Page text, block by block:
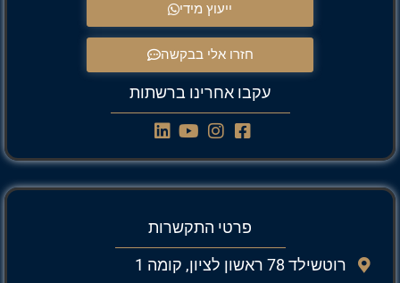
ייעוץ מידי
חזרו אלי בבקשה
עקבו אחרינו ברשתות
פרטי התקשרות
רוטשילד 78 ראשון לציון, קומה 1